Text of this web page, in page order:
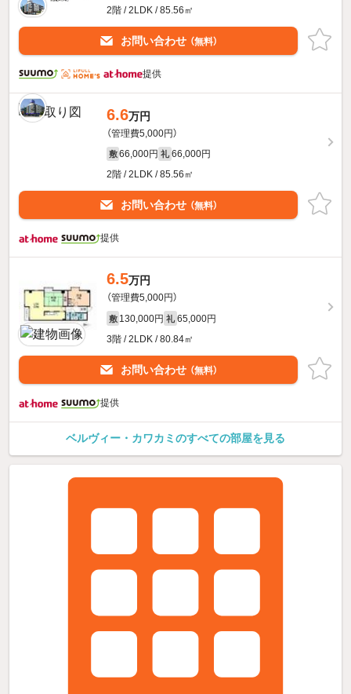
2階 / 2LDK / 85.56㎡
お問い合わせ （無料）
提供
6.6万円
（管理費5,000円）
敷 66,000円 礼 66,000円
2階 / 2LDK / 85.56㎡
お問い合わせ （無料）
提供
6.5万円
（管理費5,000円）
敷 130,000円 礼 65,000円
3階 / 2LDK / 80.84㎡
お問い合わせ （無料）
提供
ベルヴィー・カワカミのすべての部屋を見る